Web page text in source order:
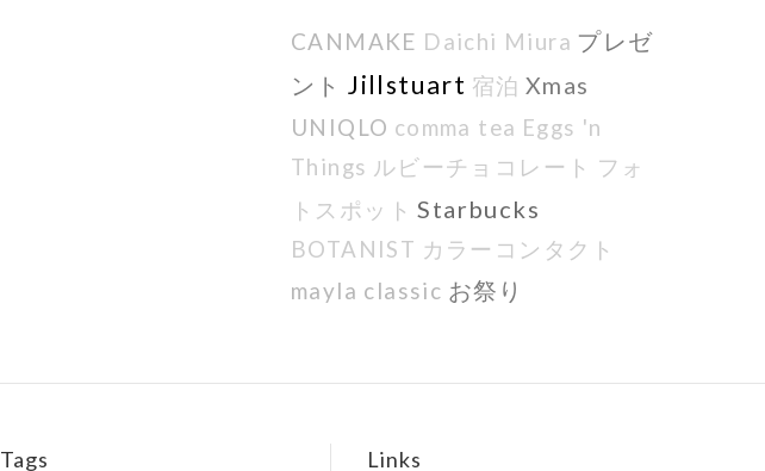
CANMAKE Daichi Miura プレゼ
ント Jillstuart 宿泊 Xmas
UNIQLO comma tea Eggs 'n
Things ルビーチョコレート フォ
トスポット Starbucks
BOTANIST カラーコンタクト
mayla classic お祭り
Tags Links